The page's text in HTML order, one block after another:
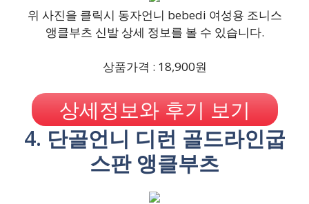
위 사진을 클릭시 동자언니 bebedi 여성용 조니스
앵클부츠 신발 상세 정보를 볼 수 있습니다.
상품가격 : 18,900원
상세정보와 후기 보기
4. 단골언니 디런 골드라인굽
스판 앵클부츠